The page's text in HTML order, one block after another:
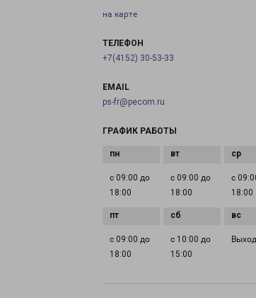
на карте
ТЕЛЕФОН
+7(4152) 30-53-33
EMAIL
ps-fr@pecom.ru
ГРАФИК РАБОТЫ
с 09:00 до
18:00
с 09:00 до
18:00
с
18:00
с 09:00 до
18:00
с 10:00 до
15:00